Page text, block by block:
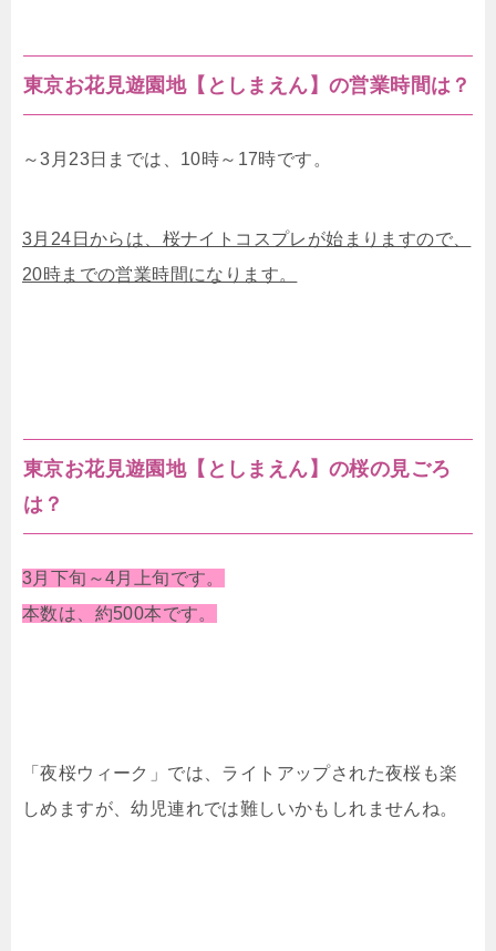
東京お花見遊園地【としまえん】の営業時間は？
～3月23日までは、10時～17時です。
3月24日からは、桜ナイトコスプレが始まりますので、
20時までの営業時間になります。
東京お花見遊園地【としまえん】の桜の見ごろ
は？
3月下旬～4月上旬です。
本数は、約500本です。
「夜桜ウィーク」では、ライトアップされた夜桜も楽
しめますが、幼児連れでは難しいかもしれませんね。